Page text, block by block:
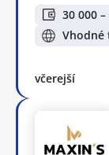
30 000
Vhodné
včerejší